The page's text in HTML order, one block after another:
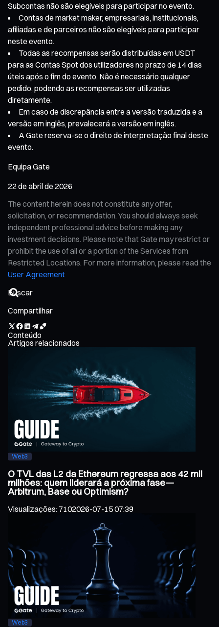
Subcontas não são elegíveis para participar no evento.
Contas de market maker, empresariais, institucionais,
afiliadas e de parceiros não são elegíveis para participar
neste evento.
Todas as recompensas serão distribuídas em USDT
para as Contas Spot dos utilizadores no prazo de 14 dias
úteis após o fim do evento. Não é necessário qualquer
pedido, podendo as recompensas ser utilizadas
diretamente.
Em caso de discrepância entre a versão traduzida e a
versão em inglês, prevalecerá a versão em inglês.
A Gate reserva-se o direito de interpretação final deste
evento.
Equipa Gate
22 de abril de 2026
The content herein does not constitute any offer,
solicitation, or recommendation. You should always seek
independent professional advice before making any
investment decisions. Please note that Gate may restrict or
prohibit the use of all or a portion of the Services from
Restricted Locations. For more information, please read the
User Agreement
Compartilhar
Conteúdo
Artigos relacionados
Web3
O TVL das L2 da Ethereum regressa aos 42 mil
milhões: quem liderará a próxima fase—
Arbitrum, Base ou Optimism?
Visualizações: 7102026-07-15 07:39
Web3